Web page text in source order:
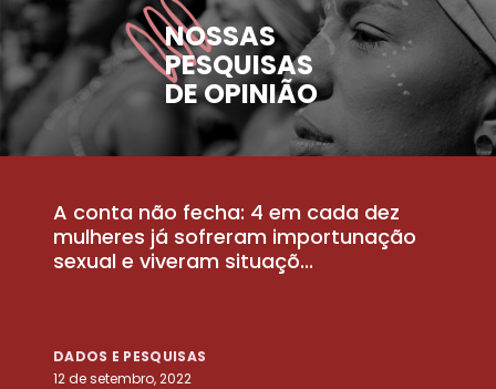
NOSSAS
PESQUISAS
DE OPINIÃO
A conta não fecha: 4 em cada dez
mulheres já sofreram importunação
sexual e viveram situaçõ...
DADOS E PESQUISAS
12 de setembro, 2022